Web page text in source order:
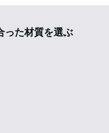
5 6 7
った材質を選ぶ